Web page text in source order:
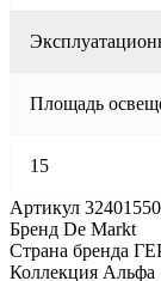
Площадь
15
Артикул
Бренд De Markt
Страна бренда
Коллекция Альфа